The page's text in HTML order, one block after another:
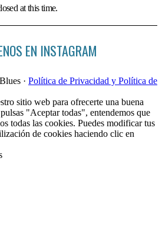
at this time.
EN INSTAGRAM
· Política de Privacidad y Política de
sitio web para ofrecerte una buena
"Aceptar todas", entendemos que
todas las cookies. Puedes modificar tus
de cookies haciendo clic en